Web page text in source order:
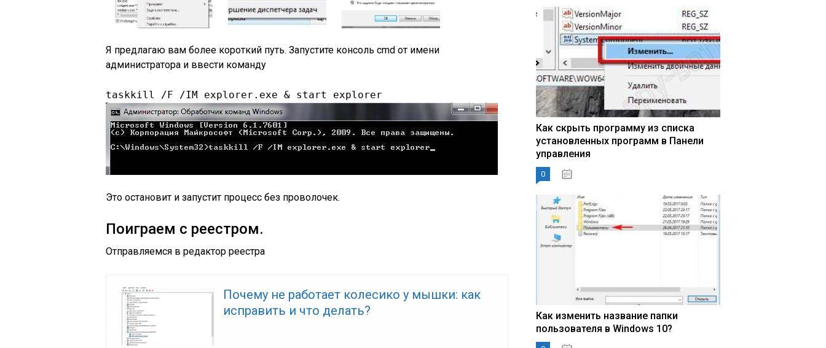
Я предлагаю вам более короткий путь. Запустите консоль cmd от имени
администратора и ввести команду
taskkill /F /IM explorer.exe & start explorer
Это остановит и запустит процесс без проволочек.
Поиграем с реестром.
Отправляемся в редактор реестра
Почему не работает колесико у мышки: как
исправить и что делать?
Как скрыть программу из списка
установленных программ в Панели
управления
0
Как изменить название папки
пользователя в Windows 10?